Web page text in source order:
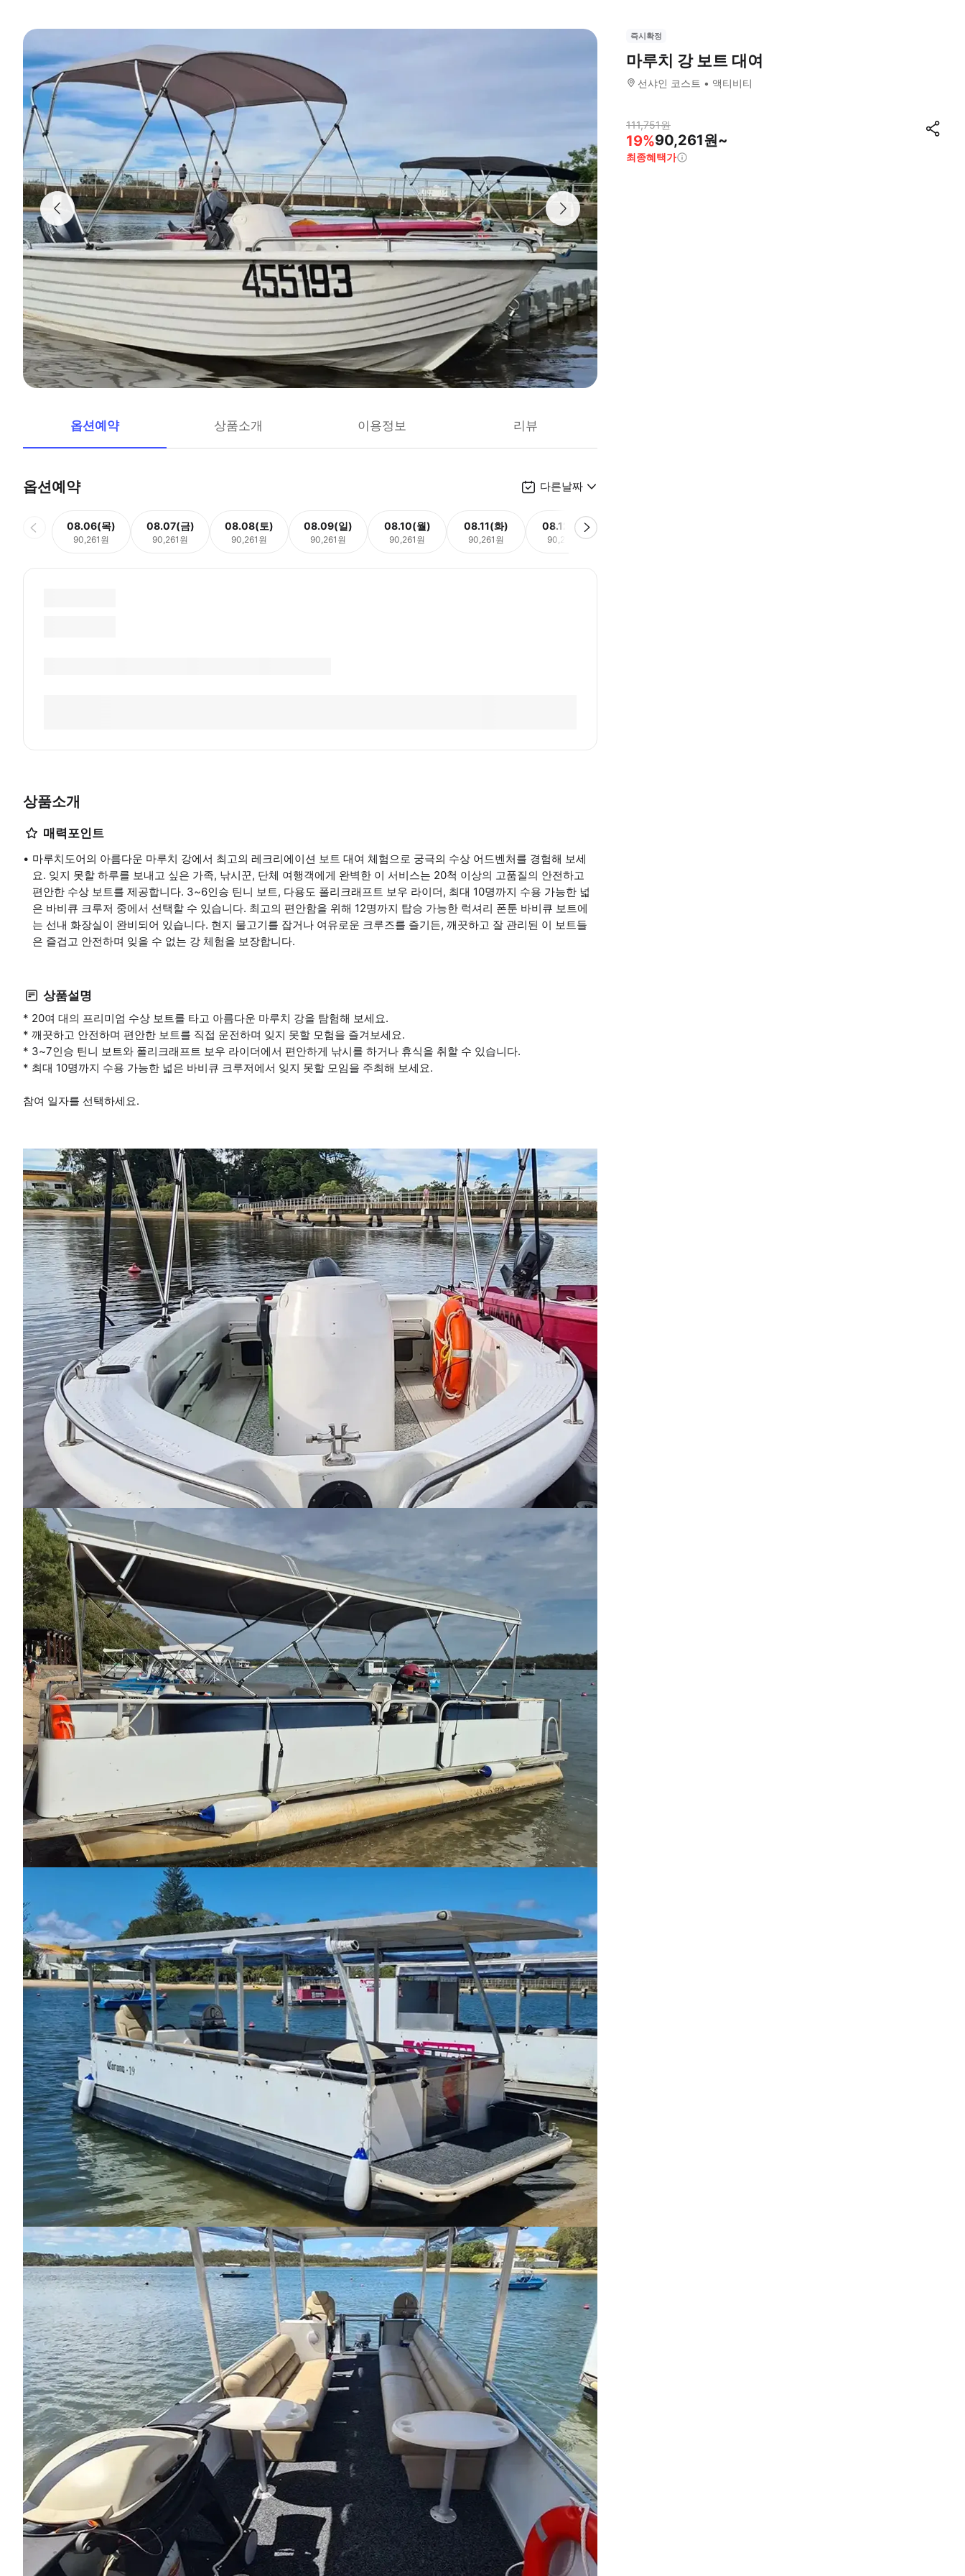
옵션예약 상품소개 이용정보 리뷰
옵션예약 다른날짜
08.06(목)
90,261원
08.07(금)
90,261원
08.08(토)
90,261원
08.09(일)
90,261원
08.10(월)
90,261원
08.11(화)
90,261원
08.12(수)
90,261원
상품소개
매력포인트
마루치도어의 아름다운 마루치 강에서 최고의 레크리에이션 보트 대여 체험으로 궁극의 수상 어드벤처를 경험해 보세
요. 잊지 못할 하루를 보내고 싶은 가족, 낚시꾼, 단체 여행객에게 완벽한 이 서비스는 20척 이상의 고품질의 안전하고
편안한 수상 보트를 제공합니다. 3~6인승 틴니 보트, 다용도 폴리크래프트 보우 라이더, 최대 10명까지 수용 가능한 넓
은 바비큐 크루저 중에서 선택할 수 있습니다. 최고의 편안함을 위해 12명까지 탑승 가능한 럭셔리 폰툰 바비큐 보트에
는 선내 화장실이 완비되어 있습니다. 현지 물고기를 잡거나 여유로운 크루즈를 즐기든, 깨끗하고 잘 관리된 이 보트들
은 즐겁고 안전하며 잊을 수 없는 강 체험을 보장합니다.
상품설명
* 20여 대의 프리미엄 수상 보트를 타고 아름다운 마루치 강을 탐험해 보세요.
* 깨끗하고 안전하며 편안한 보트를 직접 운전하며 잊지 못할 모험을 즐겨보세요.
* 3~7인승 틴니 보트와 폴리크래프트 보우 라이더에서 편안하게 낚시를 하거나 휴식을 취할 수 있습니다.
* 최대 10명까지 수용 가능한 넓은 바비큐 크루저에서 잊지 못할 모임을 주최해 보세요.
참여 일자를 선택하세요.
즉시확정
마루치 강 보트 대여
선샤인 코스트 액티비티
111,751원
19%90,261원~
최종혜택가